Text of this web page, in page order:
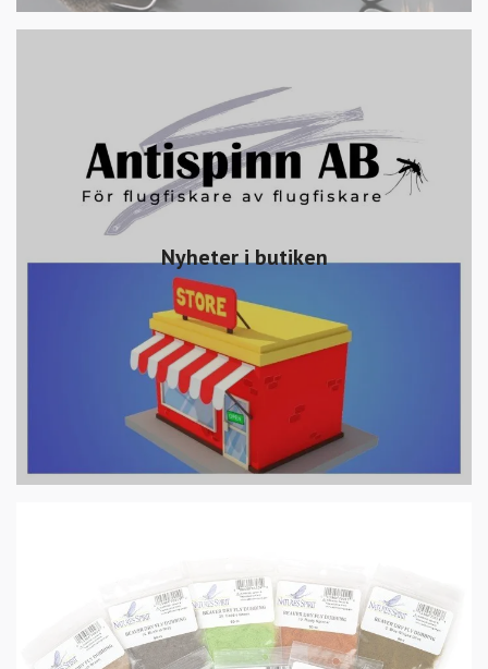
Nyheter i butiken